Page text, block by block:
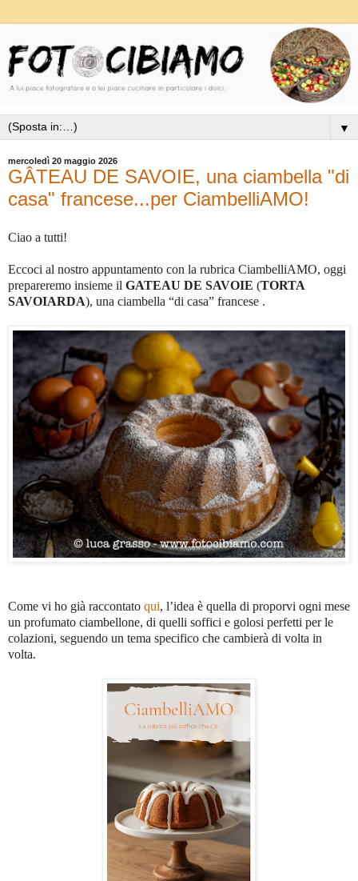
▼
mercoledì 20 maggio 2026
GÂTEAU DE SAVOIE, una ciambella "di
casa" francese...per CiambelliAMO!
Ciao a tutti!
Eccoci al nostro appuntamento con la rubrica CiambelliAMO, oggi
prepareremo insieme il GATEAU DE SAVOIE (TORTA
SAVOIARDA), una ciambella “di casa” francese .
Come vi ho già raccontato qui, l’idea è quella di proporvi ogni mese
un profumato ciambellone, di quelli soffici e golosi perfetti per le
colazioni, seguendo un tema specifico che cambierà di volta in
volta.